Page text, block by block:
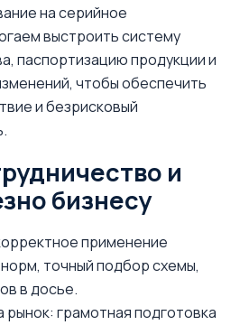
на серийное
выстроить систему
паспортизацию продукции и
чтобы обеспечить
и безрисковый
и
бизнесу
применение
точный подбор схемы,
в досье.
грамотная подготовка